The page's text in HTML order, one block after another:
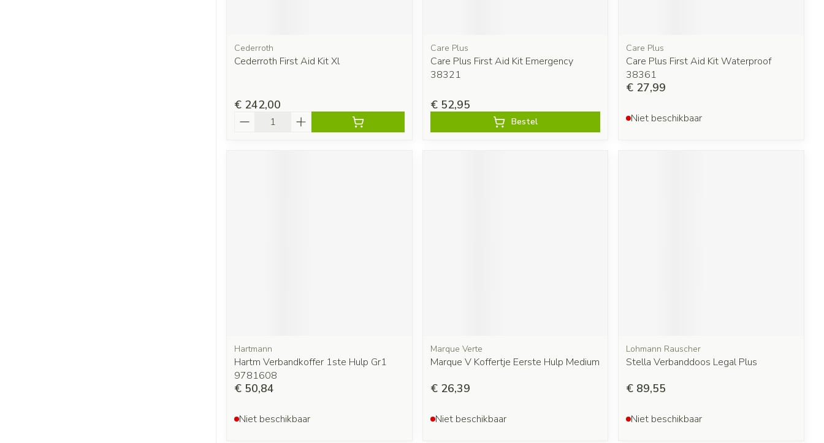
Cederroth
Cederroth First Aid Kit Xl
€ 242,00
Care Plus
Care Plus First Aid Kit Emergency
38321
€ 52,95
Bestel
Care Plus
Care Plus First Aid Kit Waterproof
38361
€ 27,99
Niet beschikbaar
Hartmann
Hartm Verbandkoffer 1ste Hulp Gr1
9781608
€ 50,84
Niet beschikbaar
Marque Verte
Marque V Koffertje Eerste Hulp Medium
€ 26,39
Niet beschikbaar
Lohmann Rauscher
Stella Verbanddoos Legal Plus
€ 89,55
Niet beschikbaar